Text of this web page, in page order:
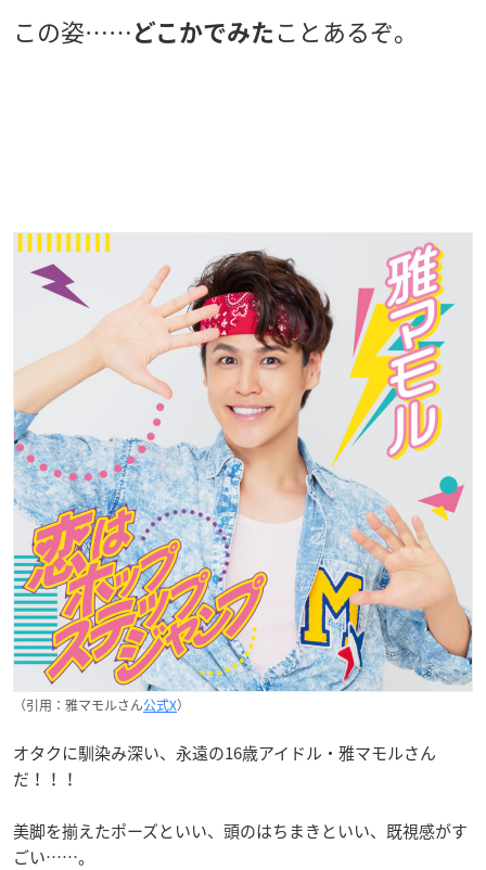
この姿…… どこかでみた ことあるぞ。
（引用：雅マモルさん公式X）
オタクに馴染み深い、永遠の16歳アイドル・雅マモルさん
だ！！！
美脚を揃えたポーズといい、頭のはちまきといい、既視感がす
ごい……。